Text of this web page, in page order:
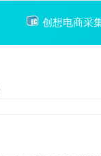
创想电商采